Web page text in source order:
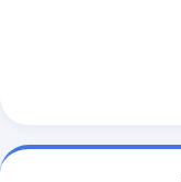
Mesin Auto